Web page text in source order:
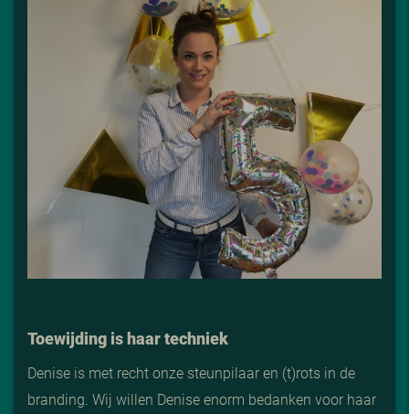
Toewijding is haar techniek
Denise is met recht onze steunpilaar en (t)rots in de
branding. Wij willen Denise enorm bedanken voor haar